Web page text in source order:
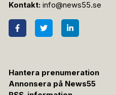
Kontakt: info@news55.se
Hantera prenumeration
Annonsera på News55